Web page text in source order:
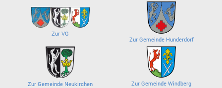
Zur VG
Zur Gemeinde Hunderdorf
Zur Gemeinde Neukirchen Zur Gemeinde Windberg